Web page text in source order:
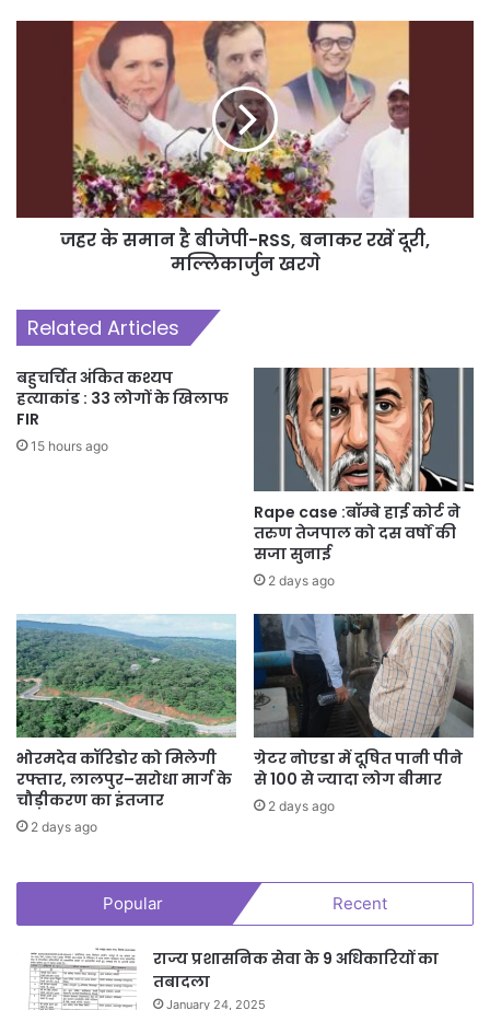
जहर के समान है बीजेपी-RSS, बनाकर रखें दूरी,
मल्लिकार्जुन खरगे
Related Articles
बहुचर्चित अंकित कश्यप
हत्याकांड : 33 लोगों के खिलाफ
FIR
15 hours ago
Rape case :बॉम्बे हाई कोर्ट ने
तरुण तेजपाल को दस वर्षों की
सजा सुनाई
2 days ago
भोरमदेव कॉरिडोर को मिलेगी
रफ्तार, लालपुर–सरोधा मार्ग के
चौड़ीकरण का इंतजार
2 days ago
ग्रेटर नोएडा में दूषित पानी पीने
से 100 से ज्यादा लोग बीमार
2 days ago
Popular Recent
राज्य प्रशासनिक सेवा के 9 अधिकारियों का
तबादला
January 24, 2025